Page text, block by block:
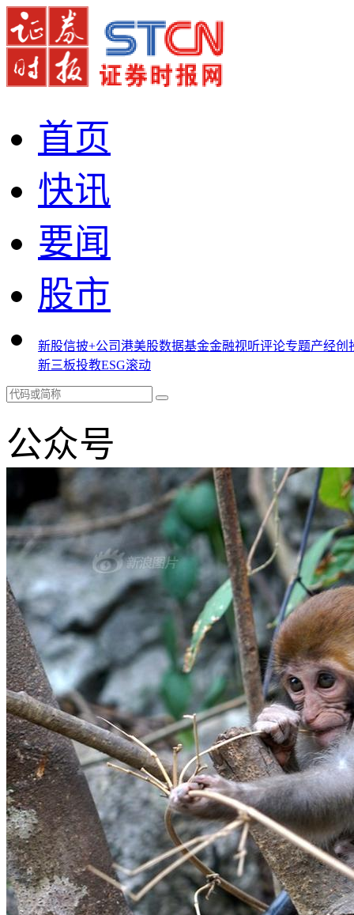
首页
快讯
要闻
股市
新股信披+公司港美股数据基金金融视听评论专题产经创
新三板投教ESG滚动
公众号